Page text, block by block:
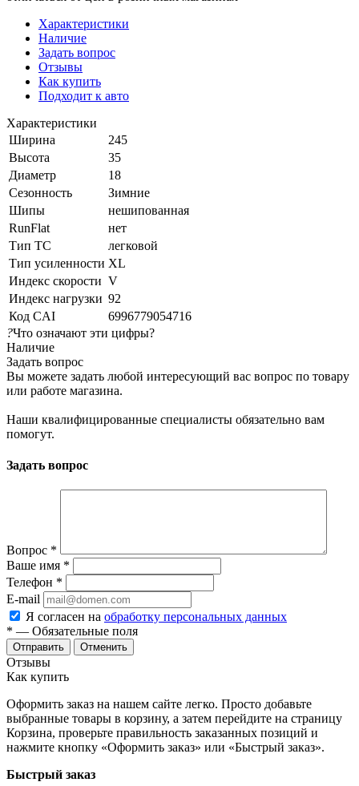
Характеристики
Наличие
Задать вопрос
Отзывы
Как купить
Подходит к авто
Характеристики
Ширина
245
Высота
35
Диаметр
18
Сезонность
Зимние
Шипы
нешипованная
RunFlat
нет
Тип ТС
легковой
Тип усиленности XL
Индекс скорости V
Индекс нагрузки 92
Код CAI
6996779054716
?Что означают эти цифры?
Наличие
Задать вопрос
Вы можете задать любой интересующий вас вопрос по товару
или работе магазина.
Наши квалифицированные специалисты обязательно вам
помогут.
Задать вопрос
Вопрос *
Ваше имя *
Телефон *
E-mail
Я согласен на обработку персональных данных
* — Обязательные поля
Отменить
Отзывы
Как купить
Оформить заказ на нашем сайте легко. Просто добавьте
выбранные товары в корзину, а затем перейдите на страницу
Корзина, проверьте правильность заказанных позиций и
нажмите кнопку «Оформить заказ» или «Быстрый заказ».
Быстрый заказ